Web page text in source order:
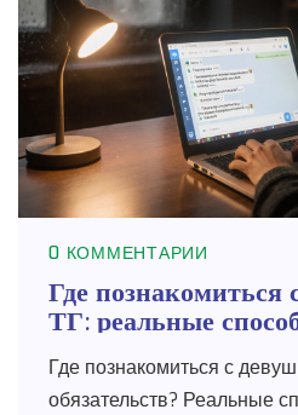
0 КОММЕНТАРИИ
Где познакомиться
ТГ: реальные
Где познакомиться с
обязательств? Реальные